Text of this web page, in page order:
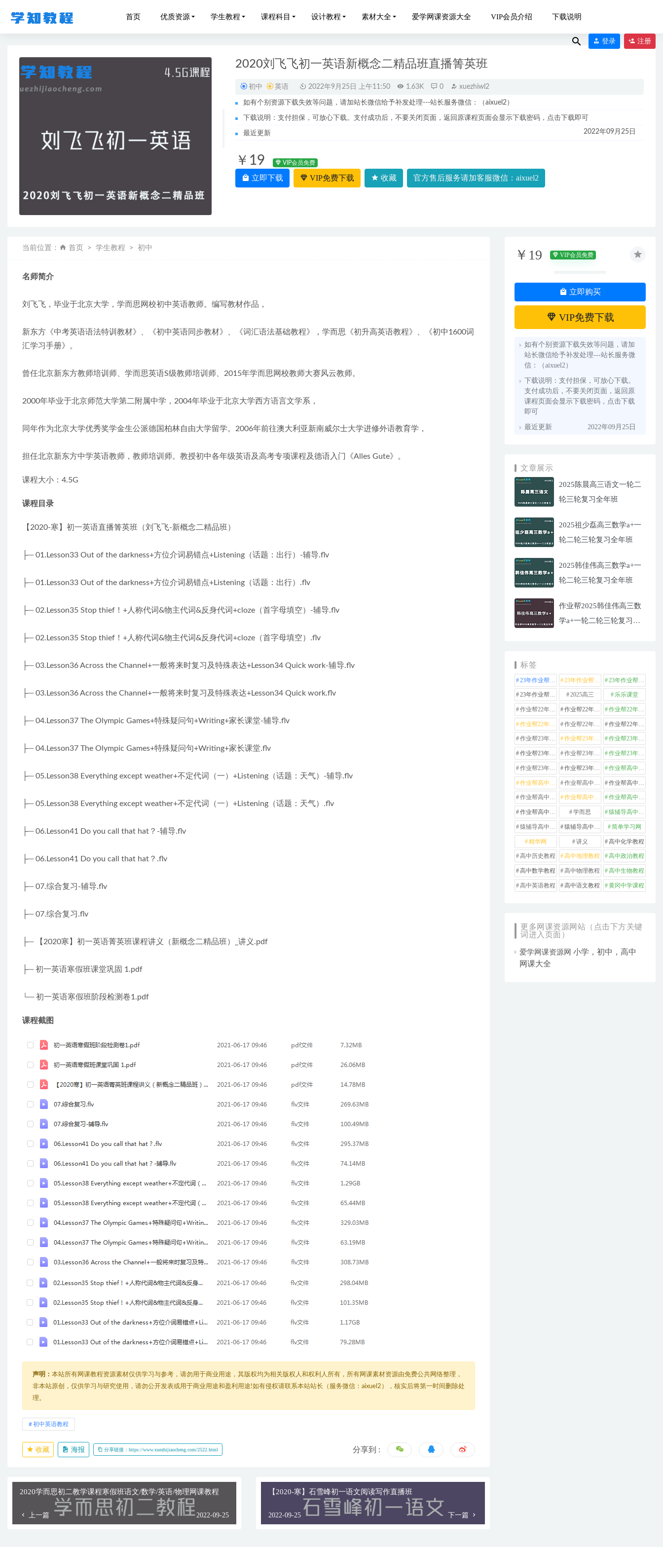
首页 优质资源 学生教程 课程科目 设计教程 素材大全 爱学网课资源大全 VIP会员介绍 下载说明
登录 注册
2020刘飞飞初一英语新概念二精品班直播箐英班
初中 英语 2022年9月25日 上午11:50 1.63K 0 xuezhiwl2
如有个别资源下载失效等问题，请加站长微信给予补发处理---站长服务微信：（aixuel2）
下载说明：支付担保，可放心下载。支付成功后，不要关闭页面，返回原课程页面会显示下载密码，点击下载即可
最近更新 2022年09月25日
￥19 VIP会员免费
立即下载 VIP免费下载 收藏 官方售后服务请加客服微信：aixuel2
当前位置： 首页 学生教程 初中
名师简介
刘飞飞，毕业于北京大学，学而思网校初中英语教师。编写教材作品，
新东方《中考英语语法特训教材》、《初中英语同步教材》、《词汇语法基础教程》，学而思《初升高英语教程》、《初中1600词
汇学习手册》。
曾任北京新东方教师培训师、学而思英语S级教师培训师、2015年学而思网校教师大赛风云教师。
2000年毕业于北京师范大学第二附属中学，2004年毕业于北京大学西方语言文学系，
同年作为北京大学优秀奖学金生公派德国柏林自由大学留学。2006年前往澳大利亚新南威尔士大学进修外语教育学，
担任北京新东方中学英语教师，教师培训师。教授初中各年级英语及高考专项课程及德语入门《Alles Gute》。
课程大小：4.5G
课程目录
【2020-寒】初一英语直播箐英班（刘飞飞-新概念二精品班）
├─ 01.Lesson33 Out of the darkness+方位介词易错点+Listening（话题：出行）-辅导.flv
├─ 01.Lesson33 Out of the darkness+方位介词易错点+Listening（话题：出行）.flv
├─ 02.Lesson35 Stop thief！+人称代词&物主代词&反身代词+cloze（首字母填空）-辅导.flv
├─ 02.Lesson35 Stop thief！+人称代词&物主代词&反身代词+cloze（首字母填空）.flv
├─ 03.Lesson36 Across the Channel+一般将来时复习及特殊表达+Lesson34 Quick work-辅导.flv
├─ 03.Lesson36 Across the Channel+一般将来时复习及特殊表达+Lesson34 Quick work.flv
├─ 04.Lesson37 The Olympic Games+特殊疑问句+Writing+家长课堂-辅导.flv
├─ 04.Lesson37 The Olympic Games+特殊疑问句+Writing+家长课堂.flv
├─ 05.Lesson38 Everything except weather+不定代词（一）+Listening（话题：天气）-辅导.flv
├─ 05.Lesson38 Everything except weather+不定代词（一）+Listening（话题：天气）.flv
├─ 06.Lesson41 Do you call that hat？-辅导.flv
├─ 06.Lesson41 Do you call that hat？.flv
├─ 07.综合复习-辅导.flv
├─ 07.综合复习.flv
├─ 【2020寒】初一英语菁英班课程讲义（新概念二精品班）_讲义.pdf
├─ 初一英语寒假班课堂巩固 1.pdf
└─ 初一英语寒假班阶段检测卷1.pdf
课程截图
声明： 本站所有网课教程资源素材仅供学习与参考，请勿用于商业用途，其版权均为相关版权人和权利人所有，所有网课素材资源由免费公共网络整理，
非本站原创，仅供学习与研究使用，请勿公开发表或用于商业用途和盈利用途!如有侵权请联系本站站长（服务微信：aixuel2），核实后将第一时间删除处
理。
初中英语教程
收藏 海报 分享链接：https://www.xuezhijiaocheng.com/2522.html 分享到 :
2020学而思初二教学课程寒假班语文/数学/英语/物理网课教程
上一篇 2022-09-25
【2020-寒】石雪峰初一语文阅读写作直播班
2022-09-25 下一篇
￥19 VIP会员免费
立即购买
VIP免费下载
如有个别资源下载失效等问题，请加
站长微信给予补发处理---站长服务微
信：（aixuel2）
下载说明：支付担保，可放心下载。
支付成功后，不要关闭页面，返回原
课程页面会显示下载密码，点击下载
即可
最近更新 2022年09月25日
文章展示
2025陈晨高三语文一轮二
轮三轮复习全年班
2025祖少磊高三数学a+一
轮二轮三轮复习全年班
2025韩佳伟高三数学a+一
轮二轮三轮复习全年班
作业帮2025韩佳伟高三数
学a+一轮二轮三轮复习全
标签
23年作业帮高中化学 23年作业帮高中数学 23年作业帮高中物理
23年作业帮高中英语 2025高三 乐乐课堂
作业帮22年高中化学 作业帮22年高中数学 作业帮22年高中物理
作业帮22年高中生物 作业帮22年高中英语 作业帮22年高中语文
作业帮23年高中化学 作业帮23年高中历史 作业帮23年高中地理
作业帮23年高中数学 作业帮23年高中物理 作业帮23年高中生物
作业帮23年高中英语 作业帮23年高中语文 作业帮高中化学
作业帮高中地理 作业帮高中政治 作业帮高中数学
作业帮高中物理 作业帮高中生物 作业帮高中英语
作业帮高中语文 学而思 猿辅导高中数学
猿辅导高中物理 猿辅导高中英语 简单学习网
精华网 讲义 高中化学教程
高中历史教程 高中地理教程 高中政治教程
高中数学教程 高中物理教程 高中生物教程
高中英语教程 高中语文教程 黄冈中学课程
更多网课资源网站（点击下方关键
词进入页面）
爱学网课资源网 小学，初中，高中
网课大全
猿辅导2023郑少龙高三高考物理二三轮教程寒春班 2023-10-09
猿辅导2022唐浩那木德高三历史a+班高考复习视频教程+讲义全年班
打造完美老公-夫妻生活/家庭生活/和谐家庭必备
学而思小学英语褚连50讲乐学英语五级教程
高中政治教学课程-王雪政治教学视频 2022-08-14